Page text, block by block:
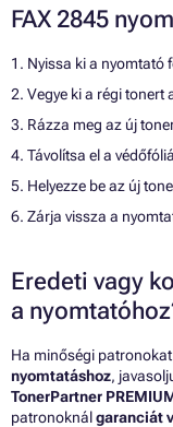
FAX 2845
1. Nyissa ki a nyomtató
2. Vegye ki a régi tonert
3. Rázza meg az új
4. Távolítsa el a
5. Helyezze be az új
6. Zárja vissza a
Eredeti vagy
a
Ha minőségi
nyomtatáshoz,
TonerPartner
patronoknálgaranciát